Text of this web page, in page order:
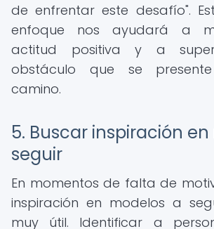
de enfrentar este desafío".
enfoque nos ayudará a
actitud positiva y a
obstáculo que se
camino.
5. Buscar inspiración
seguir
En momentos de falta de
inspiración en modelos a
muy útil. Identificar a